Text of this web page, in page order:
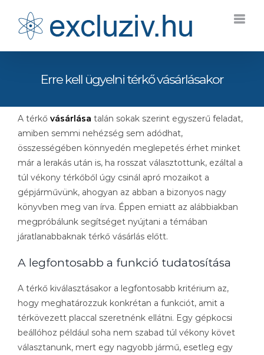
Erre kell ügyelni térkő vásárlásakor
A térkő vásárlása talán sokak szerint egyszerű feladat,
amiben semmi nehézség sem adódhat,
összességében könnyedén meglepetés érhet minket
már a lerakás után is, ha rosszat választottunk, ezáltal a
túl vékony térkőből úgy csinál apró mozaikot a
gépjárművünk, ahogyan az abban a bizonyos nagy
könyvben meg van írva. Éppen emiatt az alábbiakban
megpróbálunk segítséget nyújtani a témában
járatlanabbaknak térkő vásárlás előtt.
A legfontosabb a funkció tudatosítása
A térkő kiválasztásakor a legfontosabb kritérium az,
hogy meghatározzuk konkrétan a funkciót, amit a
térkövezett placcal szeretnénk ellátni. Egy gépkocsi
beállóhoz például soha nem szabad túl vékony követ
választanunk, mert egy nagyobb jármű, esetleg egy